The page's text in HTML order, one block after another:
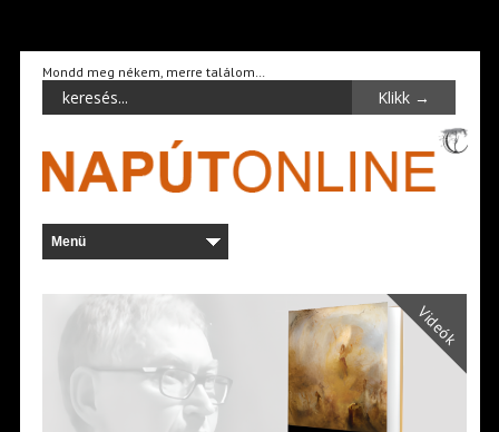
Mondd meg nékem, merre találom…
Videók